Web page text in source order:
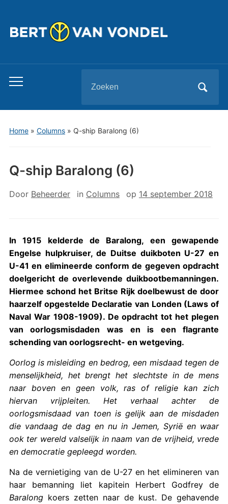
Toggle
menu
naar:
Home» Columns» Q-ship Baralong (6)
Q-ship Baralong (6)
Door Beheerder in Columns op 14 september 2018
In 1915 kelderde de Baralong, een gewapende
Engelse hulpkruiser, de Duitse duikboten U-27 en
U-41 en elimineerde conform de gegeven opdracht
doelgericht de overlevende duikbootbemanningen.
Hiermee schond het Britse Rijk doelbewust de door
haarzelf opgestelde Declaratie van Londen (Laws of
Naval War 1908-1909). De opdracht tot het plegen
van oorlogsmisdaden was en is een flagrante
schending van oorlogsrecht- en wetgeving.
Oorlog is misleiding en bedrog, een misdaad tegen de
menselijkheid, het brengt het slechtste in de mens
naar boven en geen volk, ras of religie kan zich
hiervan vrijpleiten. Het verhaal achter de
oorlogsmisdaad van toen is gelijk aan de misdaden
die vandaag de dag en nu in Jemen, Syrië en waar
ook ter wereld valselijk in naam van de vrijheid, vrede
en democratie gepleegd worden.
Na de vernietiging van de U-27 en het elimineren van
haar bemanning liet kapitein Herbert Godfrey de
Baralongkoers zetten naar de kust. De gehavende